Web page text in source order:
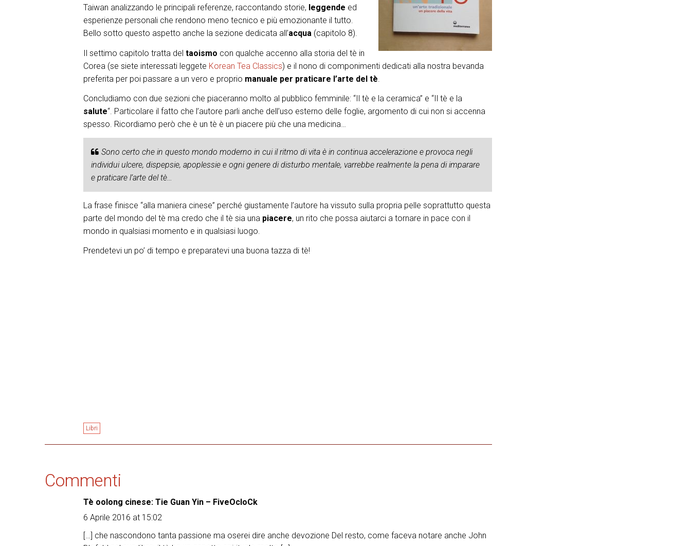
Taiwan analizzando le principali referenze, raccontando storie, leggende ed
esperienze personali che rendono meno tecnico e più emozionante il tutto.
Bello sotto questo aspetto anche la sezione dedicata all’acqua(capitolo 8).
Il settimo capitolo tratta del taoismo con qualche accenno alla storia del tè in
Corea (se siete interessati leggete Korean Tea Classics) e il nono di componimenti dedicati alla nostra bevanda
preferita per poi passare a un vero e proprio manuale per praticare l’arte del tè
Concludiamo con due sezioni che piaceranno molto al pubblico femminile: “Il tè e la ceramica” e “Il tè e la
salute“. Particolare il fatto che l’autore parli anche dell’uso esterno delle foglie, argomento di cui non si accenna
spesso. Ricordiamo però che è un tè è un piacere più che una medicina…
Sono certo che in questo mondo moderno in cui il ritmo di vita è in continua accelerazione e provoca negli
individui ulcere, dispepsie, apoplessie e ogni genere di disturbo mentale, varrebbe realmente la pena di imparare
e praticare l’arte del tè…
La frase finisce “alla maniera cinese” perché giustamente l’autore ha vissuto sulla propria pelle soprattutto questa
parte del mondo del tè ma credo che il tè sia una piacere, un rito che possa aiutarci a tornare in pace con il
mondo in qualsiasi momento e in qualsiasi luogo.
Prendetevi un po’ di tempo e preparatevi una buona tazza di tè!
Libri
Commenti
Tè oolong cinese: Tie Guan Yin – FiveOcloCk
6 Aprile 2016 at 15:02
[…] che nascondono tanta passione ma oserei dire anche devozione Del resto, come faceva notare anche John